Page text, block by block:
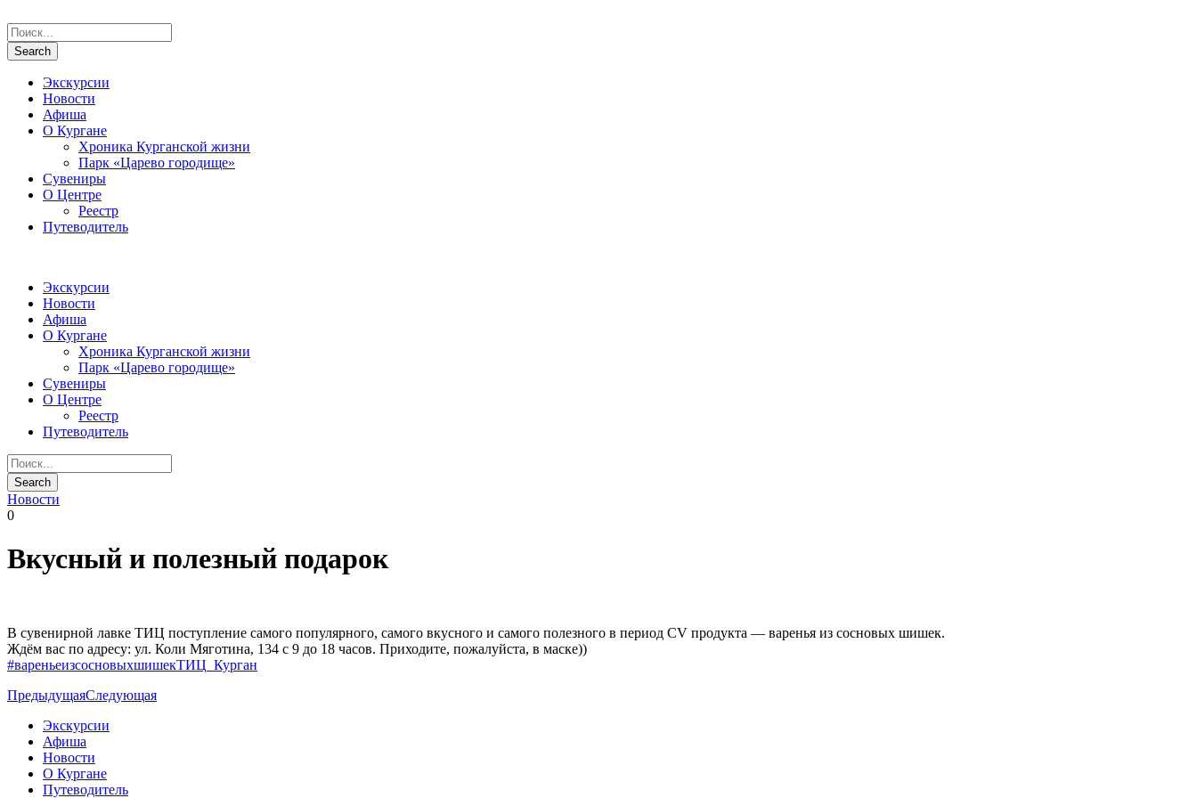
Экскурсии
Новости
Афиша
О Кургане
Хроника Курганской жизни
Парк «Царево городище»
Сувениры
О Центре
Реестр
Путеводитель
Экскурсии
Новости
Афиша
О Кургане
Хроника Курганской жизни
Парк «Царево городище»
Сувениры
О Центре
Реестр
Путеводитель
Новости
0
Вкусный и полезный подарок
В сувенирной лавке ТИЦ поступление самого популярного, самого вкусного и самого полезного в период CV продукта — варенья из сосновых шишек.
Ждём вас по адресу: ул. Коли Мяготина, 134 с 9 до 18 часов. Приходите, пожалуйста, в маске))
#вареньеизсосновыхшишекТИЦ_Курган
ПредыдущаяСледующая
Экскурсии
Афиша
Новости
О Кургане
Путеводитель